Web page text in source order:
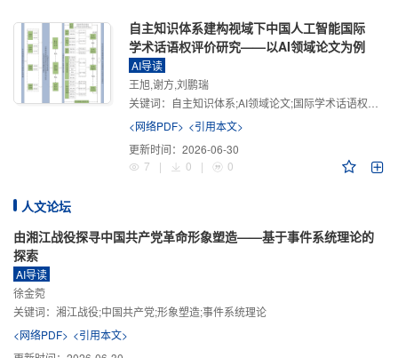
自主知识体系建构视域下中国人工智能国际
学术话语权评价研究——以AI领域论文为例
AI导读
王旭,谢方,刘鹏瑞
关键词： 自主知识体系;AI领域论文;国际学术话语权评价;学术影响力;学术感知力;学术传播力;学术引领力
<网络PDF> <引用本文>
更新时间： 2026-06-30
7
| 0 | 0
人文论坛
由湘江战役探寻中国共产党革命形象塑造——基于事件系统理论的
探索
AI导读
徐金菀
关键词： 湘江战役;中国共产党;形象塑造;事件系统理论
<网络PDF> <引用本文>